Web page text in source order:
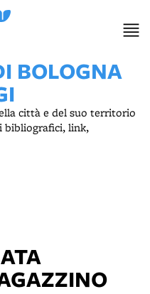
BOLOGNA
città e del suo territorio
bibliografici, link,